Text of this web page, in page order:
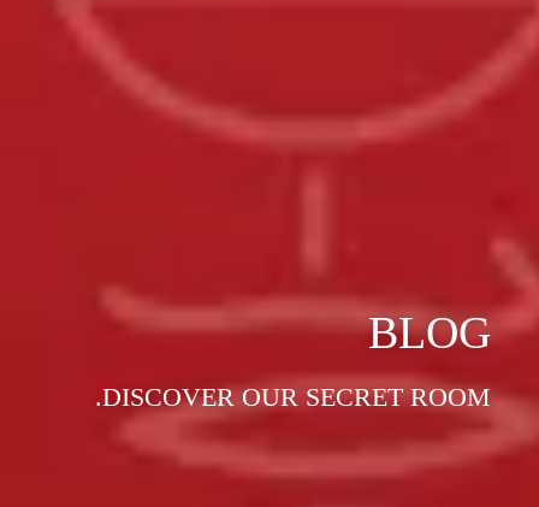
BLOG
DISCOVER OUR SECRET ROOM.